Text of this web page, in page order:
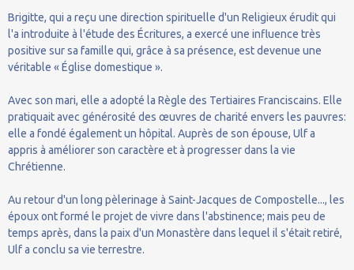
Brigitte, qui a reçu une direction spirituelle d'un Religieux érudit qui
l'a introduite à l'étude des Écritures, a exercé une influence très
positive sur sa famille qui, grâce à sa présence, est devenue une
véritable « Église domestique ».
Avec son mari, elle a adopté la Règle des Tertiaires Franciscains. Elle
pratiquait avec générosité des œuvres de charité envers les pauvres:
elle a fondé également un hôpital. Auprès de son épouse, Ulf a
appris à améliorer son caractère et à progresser dans la vie
Chrétienne.
Au retour d'un long pèlerinage à Saint-Jacques de Compostelle..., les
époux ont formé le projet de vivre dans l'abstinence; mais peu de
temps après, dans la paix d'un Monastère dans lequel il s'était retiré,
Ulf a conclu sa vie terrestre.